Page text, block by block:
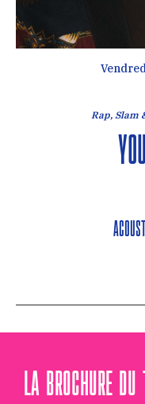
Rap, Slam
LA BROCHURE